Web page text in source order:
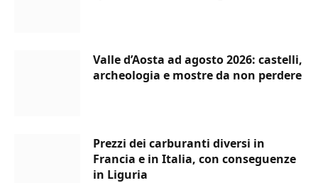
Valle d’Aosta ad agosto 2026: castelli,
archeologia e mostre da non perdere
Prezzi dei carburanti diversi in
Francia e in Italia, con conseguenze
in Liguria